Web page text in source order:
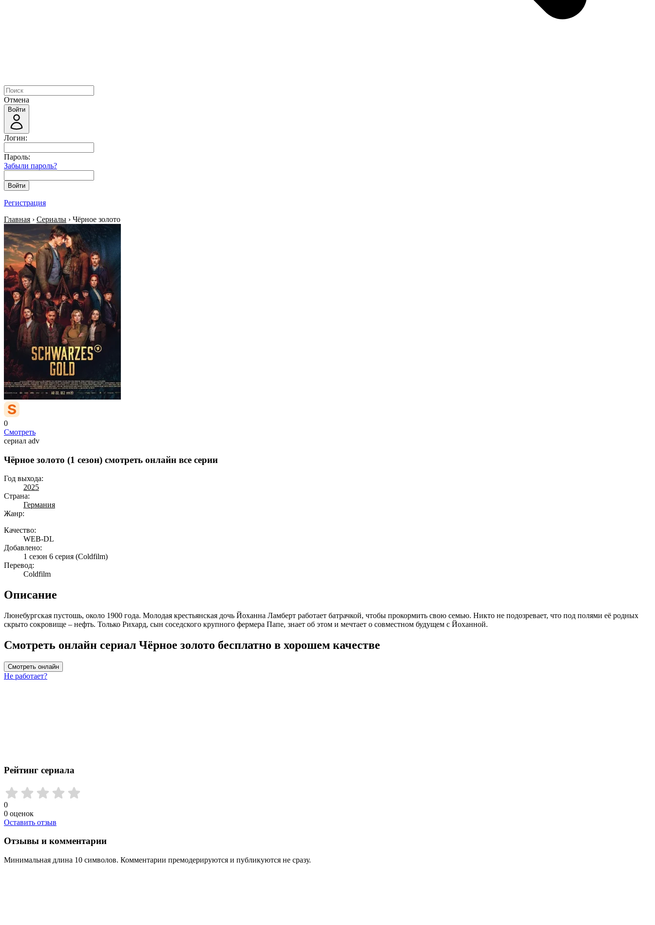
Отмена
Войти
Логин:
Пароль:
Забыли пароль?
Войти
Регистрация
Главная › Сериалы › Чёрное золото
0
Смотреть
сериал adv
Чёрное золото (1 сезон) смотреть онлайн все серии
Год выхода:
2025
Страна:
Германия
Жанр:
Качество:
WEB-DL
Добавлено:
1 сезон 6 серия (Coldfilm)
Перевод:
Coldfilm
Описание
Люнебургская пустошь, около 1900 года. Молодая крестьянская дочь Йоханна Ламберт работает батрачкой, чтобы прокормить свою семью. Никто не подозревает, что под полями её родных
скрыто сокровище – нефть. Только Рихард, сын соседского крупного фермера Папе, знает об этом и мечтает о совместном будущем с Йоханной.
Смотреть онлайн сериал Чёрное золото бесплатно в хорошем качестве
Смотреть онлайн
Не работает?
Рейтинг сериала
0
0 оценок
Оставить отзыв
Отзывы и комментарии
Минимальная длина 10 символов. Комментарии премодерируются и публикуются не сразу.